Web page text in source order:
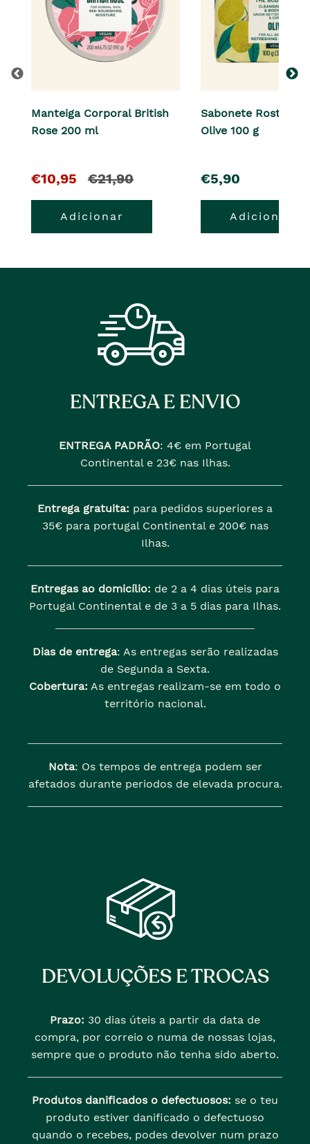
Manteiga Corporal British
Rose 200 ml
O
pre�o
atual
€10,95
e
o
pre�o
era
€21,90
Adicionar
Sabonete Rosto e
Olive 100 g
pre�o
€5,90
Adicionar
ENTREGA E ENVIO
ENTREGA PADRÃO: 4€ em Portugal
Continental e 23€ nas Ilhas.
Entrega gratuita: para pedidos superiores a
35€ para portugal Continental e 200€ nas
Ilhas.
Entregas ao domicílio: de 2 a 4 dias úteis para
Portugal Continental e de 3 a 5 dias para Ilhas.
Dias de entrega: As entregas serão realizadas
de Segunda a Sexta.
Cobertura: As entregas realizam-se em todo o
território nacional.
Nota: Os tempos de entrega podem ser
afetados durante periodos de elevada procura.
DEVOLUÇÕES E TROCAS
Prazo: 30 dias úteis a partir da data de
compra, por correio o numa de nossas lojas,
sempre que o produto não tenha sido aberto.
Produtos danificados o defectuosos: se o teu
produto estiver danificado o defectuoso
quando o recebes, podes devolver num prazo